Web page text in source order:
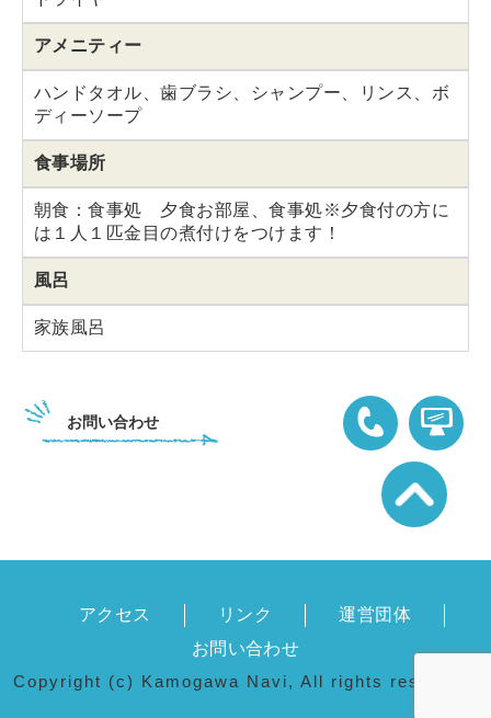
アメニティー
ハンドタオル、歯ブラシ、シャンプー、リンス、ボ
ディーソープ
食事場所
朝食：食事処 夕食お部屋、食事処※夕食付の方に
は１人１匹金目の煮付けをつけます！
風呂
家族風呂
お問い合わせ
04-7094-2420
アクセス リンク
運営団体
お問い合わせ
Copyright (c) Kamogawa Navi, All rights reserved.